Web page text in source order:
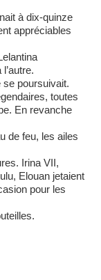
à dix-quinze
appréciables
poursuivait.
toutes
En revanche
de feu, les ailes
Irina VII,
Elouan jetaient
pour les